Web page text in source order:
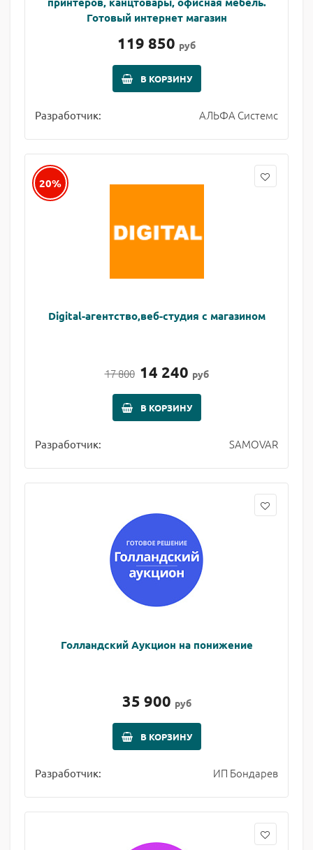
Готовый интернет магазин
119 850 руб
В КОРЗИНУ
Разработчик: АЛЬФА Системс
20%
Digital-агентство,веб-студия с магазином
17 800 14 240 руб
В КОРЗИНУ
Разработчик: SAMOVAR
Голландский Аукцион на понижение
35 900 руб
В КОРЗИНУ
Разработчик: ИП Бондарев